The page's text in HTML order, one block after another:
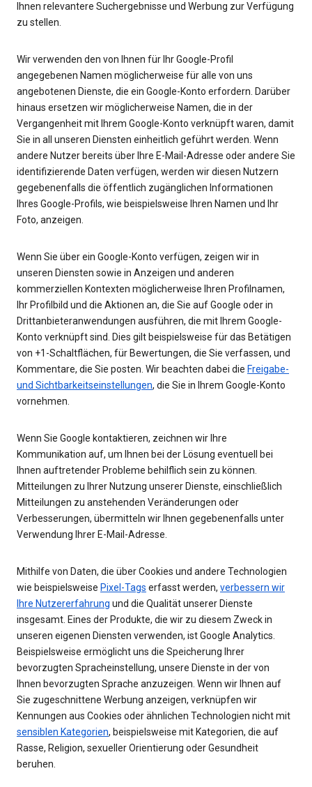
Ihnen relevantere Suchergebnisse und Werbung zur Verfügung
zu stellen.
Wir verwenden den von Ihnen für Ihr Google-Profil
angegebenen Namen möglicherweise für alle von uns
angebotenen Dienste, die ein Google-Konto erfordern. Darüber
hinaus ersetzen wir möglicherweise Namen, die in der
Vergangenheit mit Ihrem Google-Konto verknüpft waren, damit
Sie in all unseren Diensten einheitlich geführt werden. Wenn
andere Nutzer bereits über Ihre E-Mail-Adresse oder andere Sie
identifizierende Daten verfügen, werden wir diesen Nutzern
gegebenenfalls die öffentlich zugänglichen Informationen
Ihres Google-Profils, wie beispielsweise Ihren Namen und Ihr
Foto, anzeigen.
Wenn Sie über ein Google-Konto verfügen, zeigen wir in
unseren Diensten sowie in Anzeigen und anderen
kommerziellen Kontexten möglicherweise Ihren Profilnamen,
Ihr Profilbild und die Aktionen an, die Sie auf Google oder in
Drittanbieteranwendungen ausführen, die mit Ihrem Google-
Konto verknüpft sind. Dies gilt beispielsweise für das Betätigen
von +1-Schaltflächen, für Bewertungen, die Sie verfassen, und
Kommentare, die Sie posten. Wir beachten dabei die Freigabe-
und Sichtbarkeitseinstellungen, die Sie in Ihrem Google-Konto
vornehmen.
Wenn Sie Google kontaktieren, zeichnen wir Ihre
Kommunikation auf, um Ihnen bei der Lösung eventuell bei
Ihnen auftretender Probleme behilflich sein zu können.
Mitteilungen zu Ihrer Nutzung unserer Dienste, einschließlich
Mitteilungen zu anstehenden Veränderungen oder
Verbesserungen, übermitteln wir Ihnen gegebenenfalls unter
Verwendung Ihrer E-Mail-Adresse.
Mithilfe von Daten, die über Cookies und andere Technologien
wie beispielsweise Pixel-Tags erfasst werden, verbessern wir
Ihre Nutzererfahrung und die Qualität unserer Dienste
insgesamt. Eines der Produkte, die wir zu diesem Zweck in
unseren eigenen Diensten verwenden, ist Google Analytics.
Beispielsweise ermöglicht uns die Speicherung Ihrer
bevorzugten Spracheinstellung, unsere Dienste in der von
Ihnen bevorzugten Sprache anzuzeigen. Wenn wir Ihnen auf
Sie zugeschnittene Werbung anzeigen, verknüpfen wir
Kennungen aus Cookies oder ähnlichen Technologien nicht mit
sensiblen Kategorien, beispielsweise mit Kategorien, die auf
Rasse, Religion, sexueller Orientierung oder Gesundheit
beruhen.